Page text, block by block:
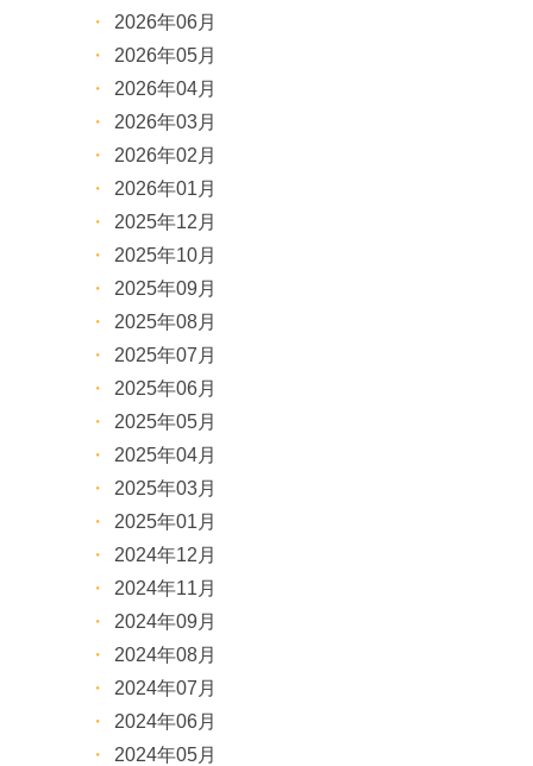
2026年06月
2026年05月
2026年04月
2026年03月
2026年02月
2026年01月
2025年12月
2025年10月
2025年09月
2025年08月
2025年07月
2025年06月
2025年05月
2025年04月
2025年03月
2025年01月
2024年12月
2024年11月
2024年09月
2024年08月
2024年07月
2024年06月
2024年05月